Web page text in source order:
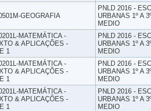
GEOGRAFIA
PNLD 2016 -
URBANAS 1º A
MEDIO
MATEMÁTICA -
& APLICAÇÕES -
1
PNLD 2016 -
URBANAS 1º A
MEDIO
MATEMÁTICA -
& APLICAÇÕES -
1
PNLD 2016 -
URBANAS 1º A
MEDIO
MATEMÁTICA -
& APLICAÇÕES -
1
PNLD 2016 -
URBANAS 1º A
MEDIO